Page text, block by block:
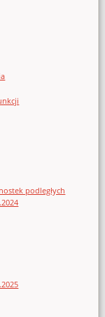
podległych